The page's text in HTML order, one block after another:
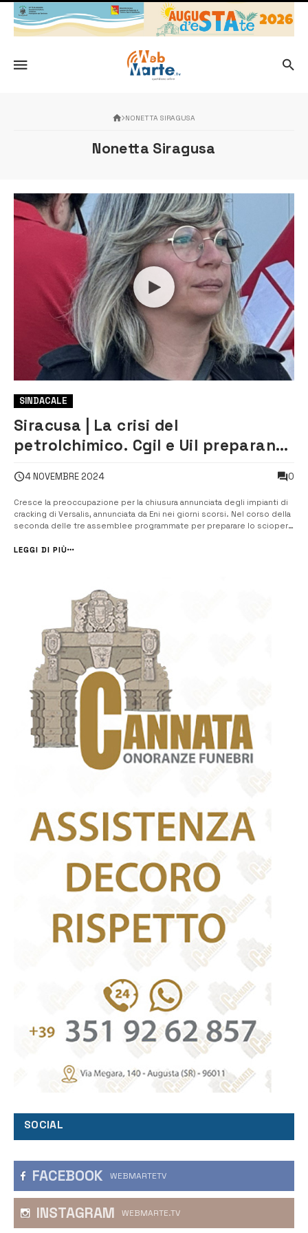
NONETTA SIRAGUSA
Nonetta Siragusa
SINDACALE
Siracusa | La crisi del
petrolchimico. Cgil e Uil preparano
4 NOVEMBRE 2024 0
Cresce la preoccupazione per la chiusura annunciata degli impianti di
cracking di Versalis, annunciata da Eni nei giorni scorsi. Nel corso della
seconda delle tre assemblee programmate per preparare lo sciopero
preoccupazione che la chiusura possa provocare un effetto domi...
LEGGI DI PIÙ
SOCIAL
FACEBOOK WEBMARTETV
INSTAGRAM WEBMARTE.TV